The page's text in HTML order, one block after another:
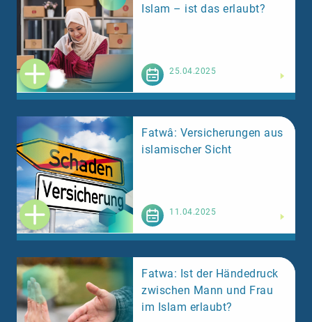
Islam – ist das erlaubt?
25.04.2025
Fatwâ: Versicherungen aus
islamischer Sicht
11.04.2025
Fatwa: Ist der Händedruck
zwischen Mann und Frau
im Islam erlaubt?